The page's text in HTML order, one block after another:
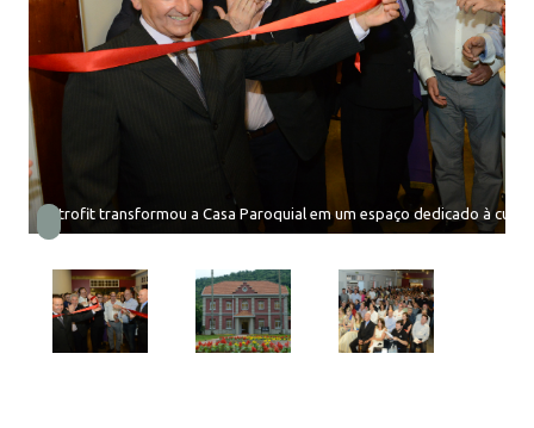
Retrofit transformou a Casa Paroquial em um espaço dedicado à